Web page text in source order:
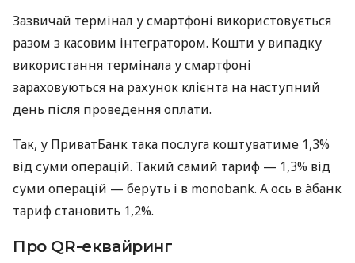
Зазвичай термінал у смартфоні використовується
разом з касовим інтегратором. Кошти у випадку
використання термінала у смартфоні
зараховуються на рахунок клієнта на наступний
день після проведення оплати.
Так, у ПриватБанк така послуга коштуватиме 1,3%
від суми операцій. Такий самий тариф — 1,3% від
суми операцій — беруть і в monobank. А ось в àбанк
тариф становить 1,2%.
Про QR-еквайринг